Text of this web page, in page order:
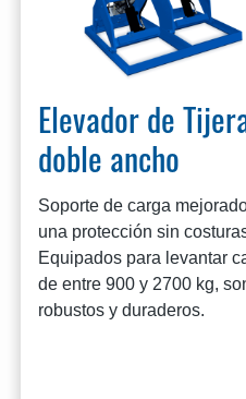
Elevador de
doble ancho
Soporte de carga
una protección sin
Equipados para levantar
de entre 900 y 2700 kg,
robustos y duraderos.